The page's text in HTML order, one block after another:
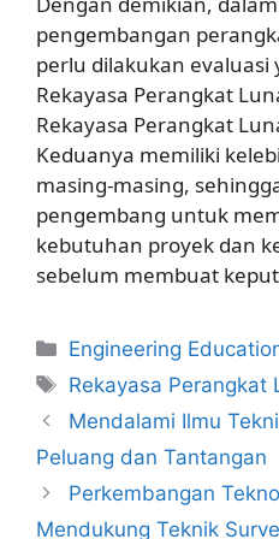
pengembangan
perlu dilakukan
Rekayasa Perangkat
Rekayasa Perangkat
Keduanya memiliki
masing-masing,
pengembang untuk
kebutuhan proyek dan
sebelum membuat
Kategori
Engineering
Tag
Rekayasa Perangkat
Mendalami Ilmu
Peluang dan Tantangan
Perkembangan
Mendukung Teknik